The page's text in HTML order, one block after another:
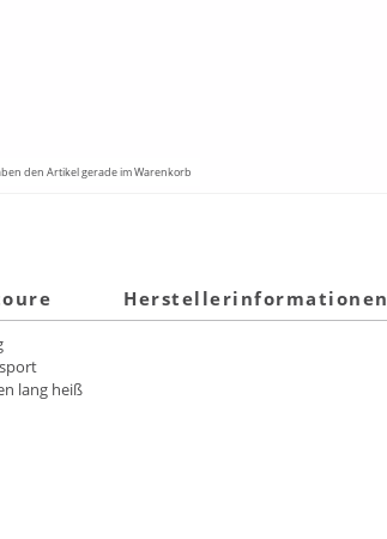
den Artikel gerade im Warenkorb
Herstellerinformationen
lang heiß